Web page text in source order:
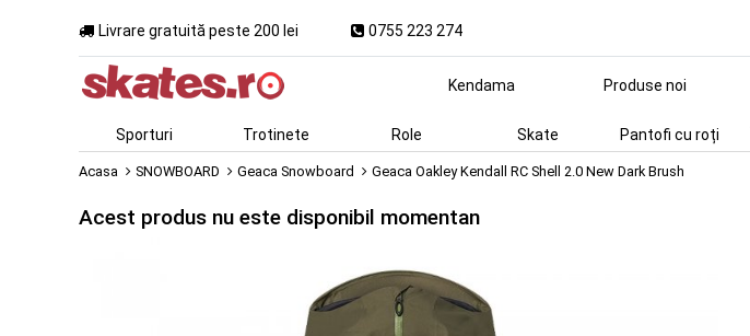
Livrare gratuită peste 200 lei 0755 223 274
Kendama Produse noi
Sporturi Trotinete Role Skate Pantofi cu roți
Acasa SNOWBOARD Geaca Snowboard Geaca Oakley Kendall RC Shell 2.0 New Dark Brush
Acest produs nu este disponibil momentan